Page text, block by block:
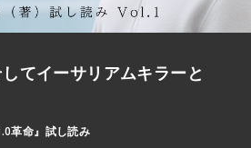
てイーサリアムキラーと
革命』試し読み